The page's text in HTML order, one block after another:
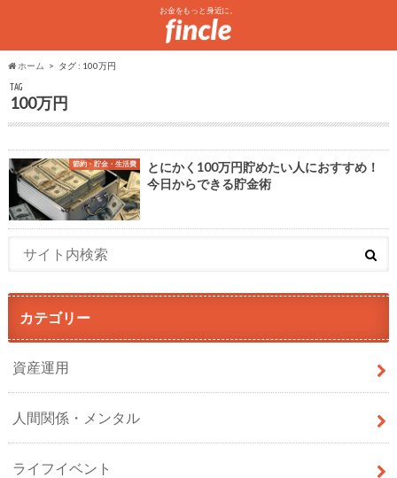
お金をもっと身近に。
ホーム タグ : 100万円
TAG
100万円
節約・貯金・生活費
とにかく100万円貯めたい人におすすめ！
今日からできる貯金術
カテゴリー
資産運用
人間関係・メンタル
ライフイベント